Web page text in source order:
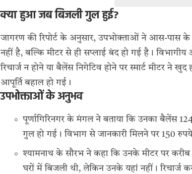
क्या हुआ जब बिजली गुल हुई?
जागरण की रिपोर्ट के अनुसार, उपभोक्ताओं ने आस-पास
नहीं है, बल्कि मीटर से ही सप्लाई बंद हो गई है।
रिचार्ज न होने या बैलेंस निगेटिव होने पर स्मार्ट मीटर ने
आपूर्ति बहाल हो गई।
उपभोक्ताओं के अनुभव
पूर्णागिरिनगर के मंगल ने बताया कि उनका बैलेंस
गुल हो गई। विभाग से जानकारी मिलने पर 150
श्यामनाथ के सौरभ ने कहा कि उनके मीटर पर
घरों में बिजली थी, लेकिन उनके यहां नहीं। रिचार्ज